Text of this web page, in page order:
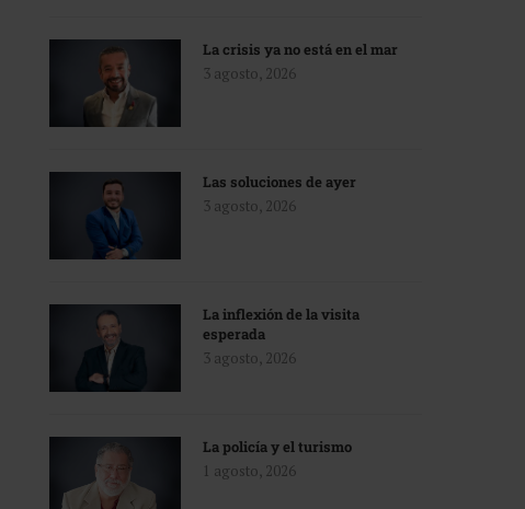
La crisis ya no está en el mar
3 agosto, 2026
Las soluciones de ayer
3 agosto, 2026
La inflexión de la visita
esperada
3 agosto, 2026
La policía y el turismo
1 agosto, 2026